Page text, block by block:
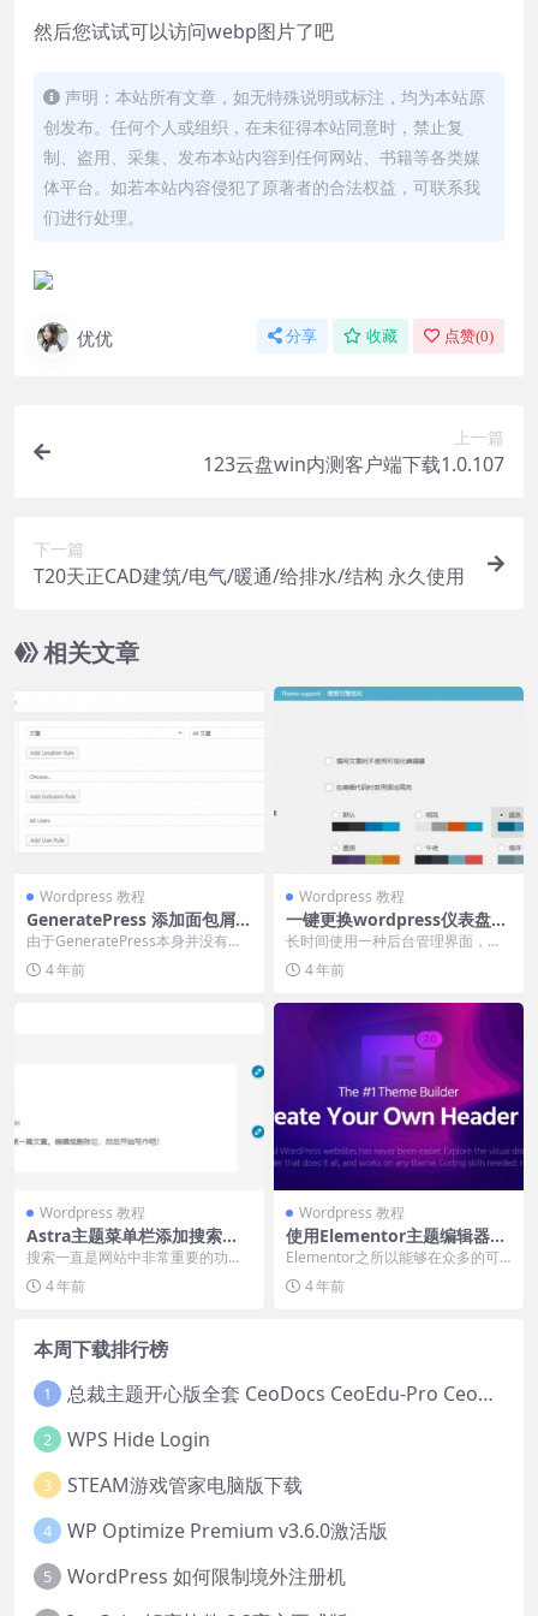
然后您试试可以访问webp图片了吧
声明：本站所有文章，如无特殊说明或标注，均为本站原
创发布。任何个人或组织，在未征得本站同意时，禁止复
制、盗用、采集、发布本站内容到任何网站、书籍等各类媒
体平台。如若本站内容侵犯了原著者的合法权益，可联系我
们进行处理。
优优 分享 收藏 点赞(0)
上一篇
123云盘win内测客户端下载1.0.107
下一篇
T20天正CAD建筑/电气/暖通/给排水/结构 永久使用
相关文章
Wordpress 教程
GeneratePress 添加面包屑导
航教程
由于GeneratePress本身并没有制
作面包屑导航，我们必须自己手动
添加，本...
4 年前
Wordpress 教程
一键更换wordpress仪表盘配
色 管理后台不再单调
长时间使用一种后台管理界面，难
免会让人觉得很单调，相信许多使
用wordpress...
4 年前
Wordpress 教程
Astra主题菜单栏添加搜索图
标方法
搜索一直是网站中非常重要的功能
之一，很多站点都会将搜索按钮放
到顶部导航区域，使其...
4 年前
Wordpress 教程
使用Elementor主题编辑器修
改自带主题教程(Theme Buil
der)如何用Elementor创建一
个自定义404页面2022年好用
以及区别Elementor编辑器环
Elementor之所以能够在众多的可
视化页面编辑器中脱颖而出，很大
的程度归功于...
4 年前
本周下载排行榜
1 总裁主题开心版全套 CeoDocs CeoEdu-Pro CeoMax-Pro CeoNova-Pro
2 WPS Hide Login
3 STEAM游戏管家电脑版下载
4 WP Optimize Premium v3.6.0激活版
5 WordPress 如何限制境外注册机